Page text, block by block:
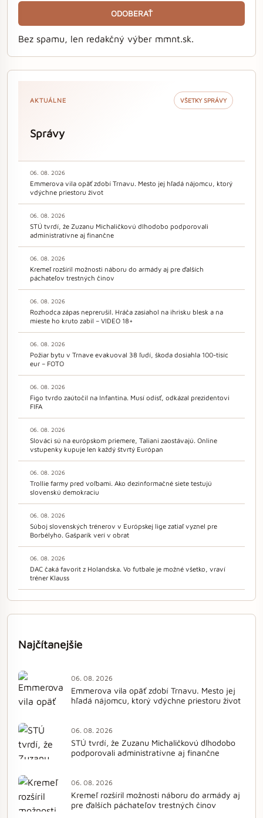
ODOBERAŤ
Bez spamu, len redakčný výber mmnt.sk.
AKTUÁLNE VŠETKY SPRÁVY
Správy
06. 08. 2026
Emmerova vila opäť zdobí Trnavu. Mesto jej hľadá nájomcu, ktorý
vdýchne priestoru život
06. 08. 2026
STÚ tvrdí, že Zuzanu Michaličkovú dlhodobo podporovali
administratívne aj finančne
06. 08. 2026
Kremeľ rozšíril možnosti náboru do armády aj pre ďalších
páchateľov trestných činov
06. 08. 2026
Rozhodca zápas neprerušil. Hráča zasiahol na ihrisku blesk a na
mieste ho kruto zabil – VIDEO 18+
06. 08. 2026
Požiar bytu v Trnave evakuoval 38 ľudí, škoda dosiahla 100-tisíc
eur – FOTO
06. 08. 2026
Figo tvrdo zaútočil na Infantina. Musí odísť, odkázal prezidentovi
FIFA
06. 08. 2026
Slováci sú na európskom priemere, Taliani zaostávajú. Online
vstupenky kupuje len každý štvrtý Európan
06. 08. 2026
Trollie farmy pred voľbami. Ako dezinformačné siete testujú
slovenskú demokraciu
06. 08. 2026
Súboj slovenských trénerov v Európskej lige zatiaľ vyznel pre
Borbélyho. Gašparík verí v obrat
06. 08. 2026
DAC čaká favorit z Holandska. Vo futbale je možné všetko, vraví
tréner Klauss
Najčítanejšie
06. 08. 2026
Emmerova vila opäť zdobí Trnavu. Mesto jej
hľadá nájomcu, ktorý vdýchne priestoru život
06. 08. 2026
STÚ tvrdí, že Zuzanu Michaličkovú dlhodobo
podporovali administratívne aj finančne
06. 08. 2026
Kremeľ rozšíril možnosti náboru do armády aj
pre ďalších páchateľov trestných činov